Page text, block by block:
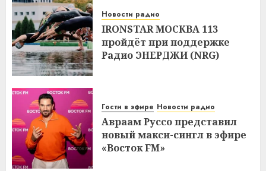
Новости радио
IRONSTAR МОСКВА 113
пройдёт при поддержке
Радио ЭНЕРДЖИ (NRG)
Гости в эфире Новости радио
Авраам Руссо представил
новый макси-сингл в эфире
«Восток FM»